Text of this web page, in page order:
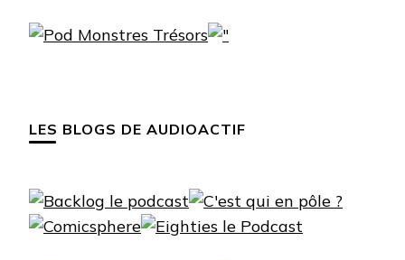
LES BLOGS DE AUDIOACTIF